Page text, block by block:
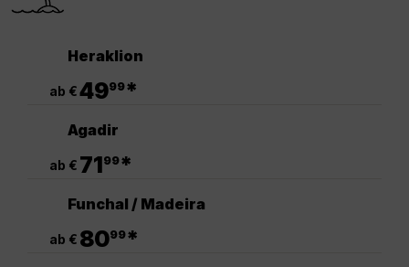
Heraklion
ab €4999*
Agadir
ab € 7199*
Funchal / Madeira
ab € 8099*